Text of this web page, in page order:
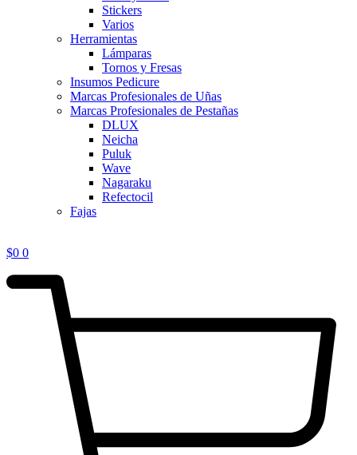
Stickers
Varios
Herramientas
Lámparas
Tornos y Fresas
Insumos Pedicure
Marcas Profesionales de Uñas
Marcas Profesionales de Pestañas
DLUX
Neicha
Puluk
Wave
Nagaraku
Refectocil
Fajas
$0 0